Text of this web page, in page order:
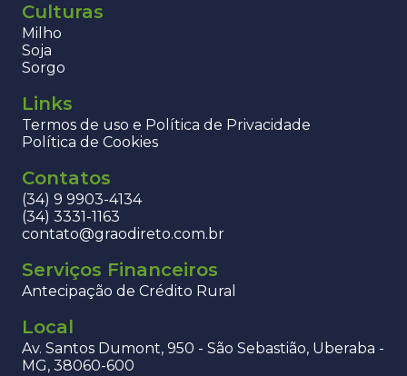
Culturas
Milho
Soja
Sorgo
Links
Termos de uso e Política de Privacidade
Política de Cookies
Contatos
(34) 9 9903-4134
(34) 3331-1163
contato@graodireto.com.br
Serviços Financeiros
Antecipação de Crédito Rural
Local
Av. Santos Dumont, 950 - São Sebastião, Uberaba -
MG, 38060-600